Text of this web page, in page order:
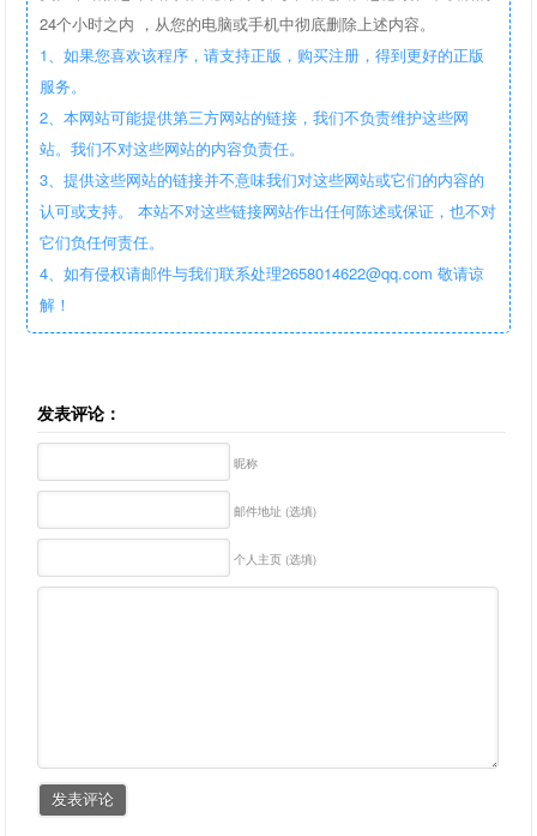
24个小时之内 ，从您的电脑或手机中彻底删除上述内容。
1、如果您喜欢该程序，请支持正版，购买注册，得到更好的正版
服务。
2、本网站可能提供第三方网站的链接，我们不负责维护这些网
站。我们不对这些网站的内容负责任。
3、提供这些网站的链接并不意味我们对这些网站或它们的内容的
认可或支持。 本站不对这些链接网站作出任何陈述或保证，也不对
它们负任何责任。
4、如有侵权请邮件与我们联系处理2658014622@qq.com 敬请谅
解！
发表评论：
昵称
邮件地址 (选填)
个人主页 (选填)